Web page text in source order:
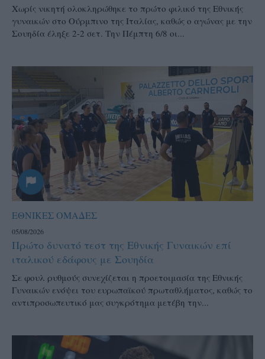
Χωρίς νικητή ολοκληρώθηκε το πρώτο φιλικό της Εθνικής
γυναικών στο Ούρμπινο της Ιταλίας, καθώς ο αγώνας με την
Σουηδία έληξε 2-2 σετ. Την Πέμπτη 6/8 οι...
ΕΘΝΙΚΕΣ ΟΜΑΔΕΣ
05/08/2026
Πρώτο δυνατό τεστ της Εθνικής Γυναικών επί
ιταλικού εδάφους με Σουηδία
Σε φουλ ρυθμούς συνεχίζεται η προετοιμασία της Εθνικής
Γυναικών ενόψει του ευρωπαϊκού πρωταθλήματος, καθώς το
αντιπροσωπευτικό μας συγκρότημα μετέβη την...